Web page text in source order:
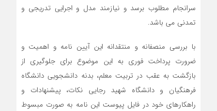
سرانجام مطلوب برسد و نیازمند مدل و اجرایی تدریجی و
تمدنی می باشد.
با بررسی منصفانه و منتقدانه این آیین نامه و اهمیت و
ضرورت پرداخت فوری به این موضوع برای جلوگیری از
بازگشت به عقب در تربیت معلم، بدنه دانشجویی دانشگاه
فرهنگیان و دانشگاه شهید رجایی نکات، پیشنهادات و
راهکارهای خود در فایل پیوست این نامه به صورت مبسوط